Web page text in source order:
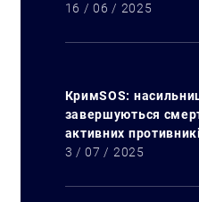
16 / 06 / 2025
КримSOS:
завершуються
активних
3 / 07 / 2025